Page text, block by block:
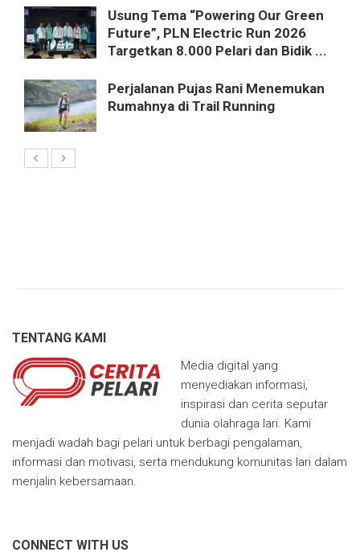
Usung Tema “Powering Our Green
Future”, PLN Electric Run 2026
Targetkan 8.000 Pelari dan Bidik ...
Perjalanan Pujas Rani Menemukan
Rumahnya di Trail Running
TENTANG KAMI
Media digital yang
menyediakan informasi,
inspirasi dan cerita seputar
dunia olahraga lari. Kami
menjadi wadah bagi pelari untuk berbagi pengalaman,
informasi dan motivasi, serta mendukung komunitas lari dalam
menjalin kebersamaan.
CONNECT WITH US